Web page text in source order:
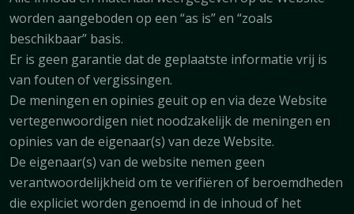
worden aangeboden op een “as is” en “zoals
beschikbaar” basis.
Er is geen garantie dat de geplaatste informatie vrij is
van fouten of vergissingen.
De meningen en opinies geuit op en via deze Website
vertegenwoordigen niet noodzakelijk de meningen en
opinies van de eigenaar(s) van deze Website.
De eigenaar(s) van de website nemen geen
verantwoordelijkheid om te verifiëren of beroemdheden
die expliciet worden genoemd in de inhoud of het